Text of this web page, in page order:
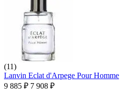
(11)
Lanvin Eclat d'Arpege Pour Homme
9 885 ₽ 7 908 ₽